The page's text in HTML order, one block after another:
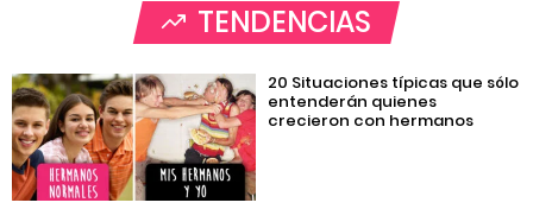
TENDENCIAS
20 Situaciones típicas que sólo
entenderán quienes
crecieron con hermanos